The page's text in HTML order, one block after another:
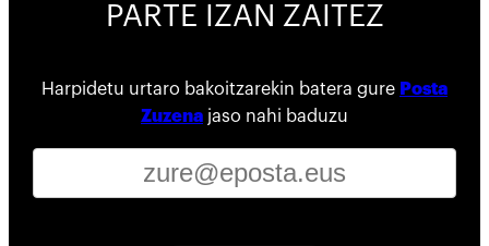
PARTE IZAN ZAITEZ
Harpidetu urtaro bakoitzarekin batera gure Posta
Zuzena jaso nahi baduzu